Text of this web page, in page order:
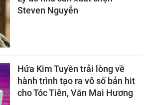
Steven Nguyễn
Hứa Kim Tuyền trải lòng về
hành trình tạo ra vô số bản hit
cho Tóc Tiên, Văn Mai Hương